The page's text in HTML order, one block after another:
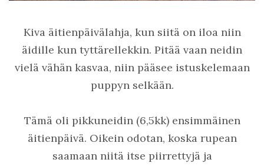
Kiva äitienpäivälahja, kun siitä on iloa niin
äidille kun tyttärellekkin. Pitää vaan neidin
vielä vähän kasvaa, niin pääsee istuskelemaan
puppyn selkään.
Tämä oli pikkuneidin (6,5kk) ensimmäinen
äitienpäivä. Oikein odotan, koska rupean
saamaan niitä itse piirrettyjä ja